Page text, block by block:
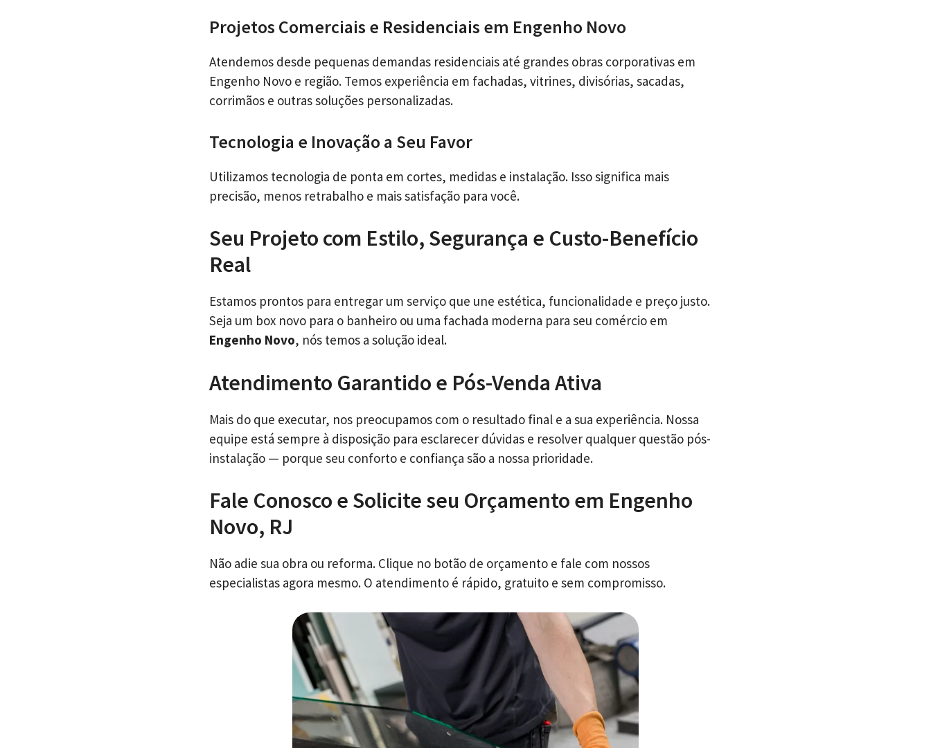
Projetos Comerciais e Residenciais em Engenho Novo
Atendemos desde pequenas demandas residenciais até grandes obras corporativas em
Engenho Novo e região. Temos experiência em fachadas, vitrines, divisórias, sacadas,
corrimãos e outras soluções personalizadas.
Tecnologia e Inovação a Seu Favor
Utilizamos tecnologia de ponta em cortes, medidas e instalação. Isso significa mais
precisão, menos retrabalho e mais satisfação para você.
Seu Projeto com Estilo, Segurança e Custo-Benefício
Real
Estamos prontos para entregar um serviço que une estética, funcionalidade e preço justo.
Seja um box novo para o banheiro ou uma fachada moderna para seu comércio em
Engenho Novo, nós temos a solução ideal.
Atendimento Garantido e Pós-Venda Ativa
Mais do que executar, nos preocupamos com o resultado final e a sua experiência. Nossa
equipe está sempre à disposição para esclarecer dúvidas e resolver qualquer questão pós-
instalação — porque seu conforto e confiança são a nossa prioridade.
Fale Conosco e Solicite seu Orçamento em Engenho
Novo, RJ
Não adie sua obra ou reforma. Clique no botão de orçamento e fale com nossos
especialistas agora mesmo. O atendimento é rápido, gratuito e sem compromisso.